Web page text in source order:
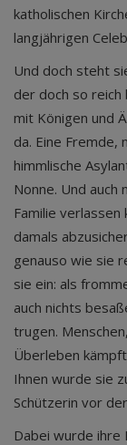
katholischen
langjährigen
Und doch steht
der doch so
mit Königen und
da. Eine Fremde,
himmlische
Nonne. Und auch
Familie
damals
genauso wie sie
sie ein: als
auch nichts
trugen.
Überleben
Ihnen wurde sie
Schützerin vor
Dabei wurde